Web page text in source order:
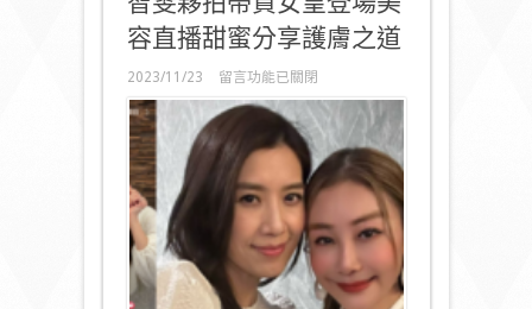
容直播甜蜜分享護膚之道
2023/11/23
在
〈愛
美
族
持
後
黃
留言功能已關閉